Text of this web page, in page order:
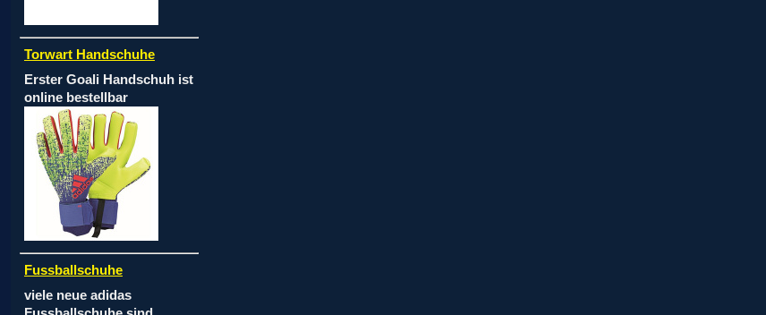
Torwart Handschuhe
Erster Goali Handschuh ist
online bestellbar
Fussballschuhe
viele neue adidas